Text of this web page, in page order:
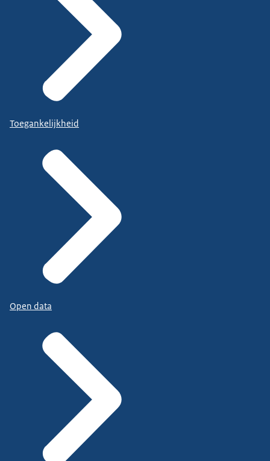
Toegankelijkheid
Open data